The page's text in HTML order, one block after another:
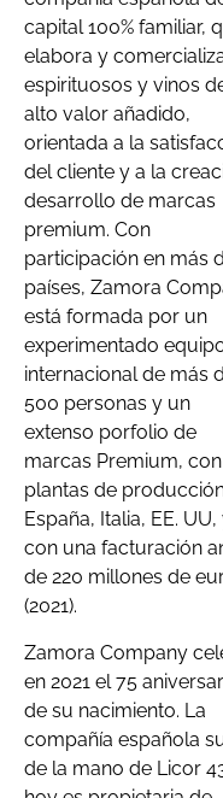
capital 100% familiar,
elabora y
espirituosos y vinos
alto valor añadido,
orientada a la
del cliente y a la
desarrollo de marcas
premium. Con
participación en más
países, Zamora
está formada por un
experimentado
internacional de más
500 personas y un
extenso porfolio de
marcas Premium, con
plantas de
España, Italia, EE. UU,
con una facturación
de 220 millones de
(2021).
Zamora Company
en 2021 el 75
de su nacimiento. La
compañía española
de la mano de Licor